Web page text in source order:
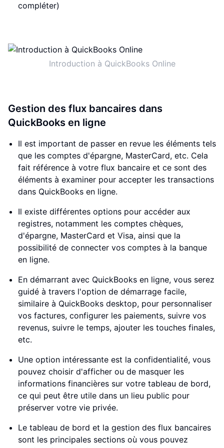
compléter)
Introduction à QuickBooks Online
Gestion des flux bancaires dans
QuickBooks en ligne
Il est important de passer en revue les éléments tels
que les comptes d'épargne, MasterCard, etc. Cela
fait référence à votre flux bancaire et ce sont des
éléments à examiner pour accepter les transactions
dans QuickBooks en ligne.
Il existe différentes options pour accéder aux
registres, notamment les comptes chèques,
d'épargne, MasterCard et Visa, ainsi que la
possibilité de connecter vos comptes à la banque
en ligne.
En démarrant avec QuickBooks en ligne, vous serez
guidé à travers l'option de démarrage facile,
similaire à QuickBooks desktop, pour personnaliser
vos factures, configurer les paiements, suivre vos
revenus, suivre le temps, ajouter les touches finales,
etc.
Une option intéressante est la confidentialité, vous
pouvez choisir d'afficher ou de masquer les
informations financières sur votre tableau de bord,
ce qui peut être utile dans un lieu public pour
préserver votre vie privée.
Le tableau de bord et la gestion des flux bancaires
sont les principales sections où vous pouvez